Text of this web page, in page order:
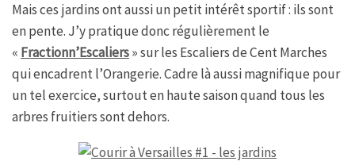
Mais ces jardins ont aussi un petit intérêt sportif : ils sont
en pente. J’y pratique donc régulièrement le
« Fractionn’Escaliers» sur les Escaliers de Cent Marches
qui encadrent l’Orangerie. Cadre là aussi magnifique pour
un tel exercice, surtout en haute saison quand tous les
arbres fruitiers sont dehors.